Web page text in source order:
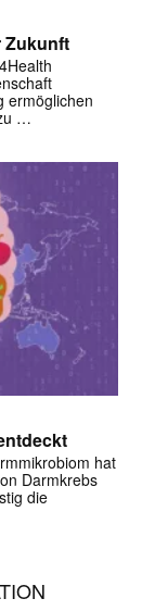
Zukunft
ermöglichen
…
hat
Darmkrebs
die